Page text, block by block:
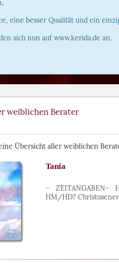
eine besser Qualität und ein
sich nun auf www.kerida.de an.
weiblichen Berater
Übersicht aller weiblichen
Tania
~ ZEITANGABEN~
HM/HD?